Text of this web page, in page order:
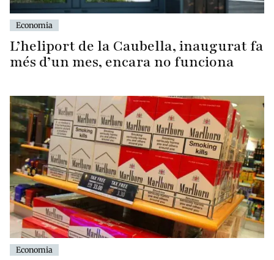
Economia
L’heliport de la Caubella, inaugurat fa
més d’un mes, encara no funciona
Economia